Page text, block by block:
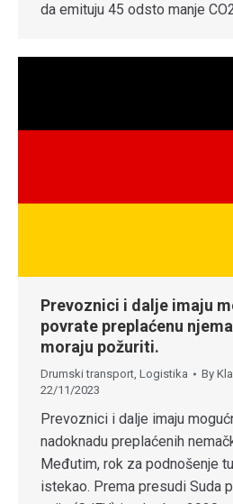
da emituju 45 odsto manje
Prevoznici i dalje imaju
povrate preplaćenu
moraju požuriti.
Drumski transport, Logistika By
22/11/2023
Prevoznici i dalje imaju
nadoknadu preplaćenih
Međutim, rok za podnošenje
istekao. Prema presudi Suda